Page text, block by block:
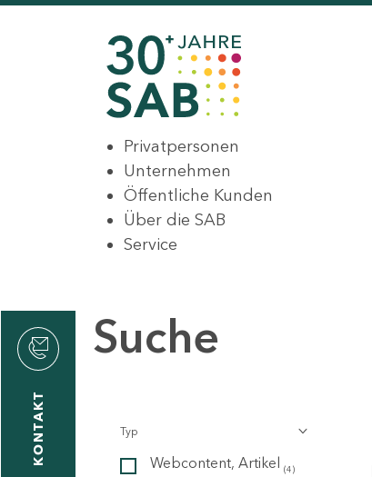
Privatpersonen
Unternehmen
Öffentliche Kunden
Über die SAB
Service
KONTAKT
Suche
Typ
Webcontent, Artikel (4)